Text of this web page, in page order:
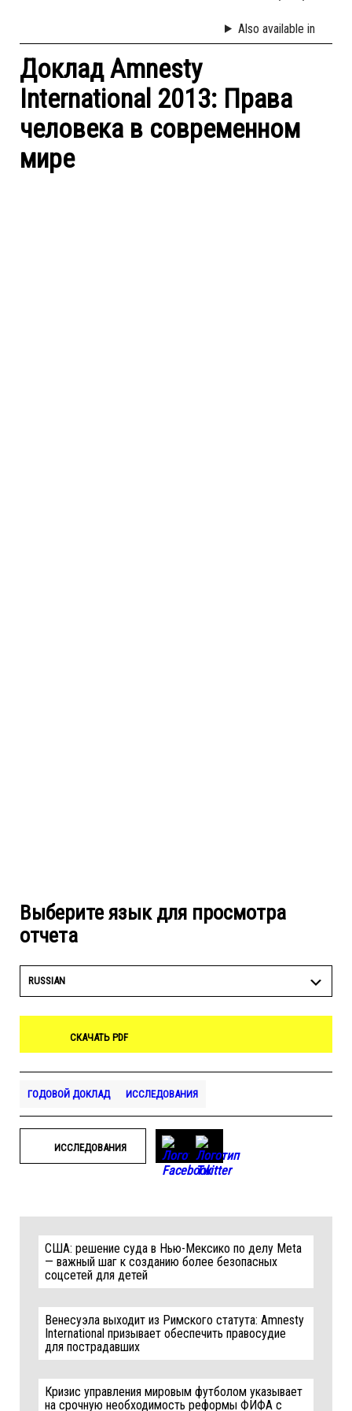
Also available in
Доклад Amnesty
International 2013: Права
человека в современном
мире
Выберите язык для просмотра
отчета
RUSSIAN
СКАЧАТЬ PDF
ГОДОВОЙ ДОКЛАД ИССЛЕДОВАНИЯ
ИССЛЕДОВАНИЯ
США: решение суда в Нью-Мексико по делу Meta
— важный шаг к созданию более безопасных
соцсетей для детей
Венесуэла выходит из Римского статута: Amnesty
International призывает обеспечить правосудие
для пострадавших
Кризис управления мировым футболом указывает
на срочную необходимость реформы ФИФА с